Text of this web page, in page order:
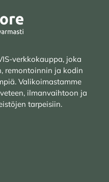
verkkokauppa, joka
remontoinnin ja kodin
Valikoimastamme
ilmanvaihtoon ja
tarpeisiin.